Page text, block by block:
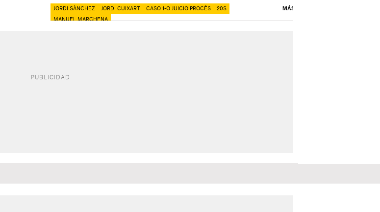
JORDI SÀNCHEZ JORDI CUIXART CASO 1-O JUICIO PROCÉS 20S
MANUEL MARCHENA
MÁS